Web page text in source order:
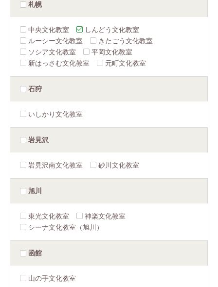
札幌
中央文化教室
しんどう文化教室
ルーシー文化教室
きたごう文化教室
ソシア文化教室
平岡文化教室
新はっさむ文化教室
元町文化教室
石狩
いしかり文化教室
岩見沢
岩見沢南文化教室 砂川文化教室
旭川
東光文化教室
神楽文化教室
シーナ文化教室（旭川）
函館
山の手文化教室